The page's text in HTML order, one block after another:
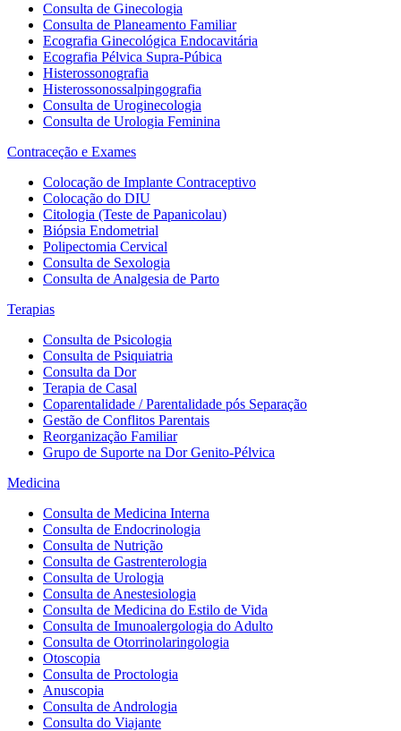
Consulta de Ginecologia
Consulta de Planeamento Familiar
Ecografia Ginecológica Endocavitária
Ecografia Pélvica Supra-Púbica
Histerossonografia
Histerossonossalpingografia
Consulta de Uroginecologia
Consulta de Urologia Feminina
Contraceção e Exames
Colocação de Implante Contraceptivo
Colocação do DIU
Citologia (Teste de Papanicolau)
Biópsia Endometrial
Polipectomia Cervical
Consulta de Sexologia
Consulta de Analgesia de Parto
Terapias
Consulta de Psicologia
Consulta de Psiquiatria
Consulta da Dor
Terapia de Casal
Coparentalidade / Parentalidade pós Separação
Gestão de Conflitos Parentais
Reorganização Familiar
Grupo de Suporte na Dor Genito-Pélvica
Medicina
Consulta de Medicina Interna
Consulta de Endocrinologia
Consulta de Nutrição
Consulta de Gastrenterologia
Consulta de Urologia
Consulta de Anestesiologia
Consulta de Medicina do Estilo de Vida
Consulta de Imunoalergologia do Adulto
Consulta de Otorrinolaringologia
Otoscopia
Consulta de Proctologia
Anuscopia
Consulta de Andrologia
Consulta do Viajante